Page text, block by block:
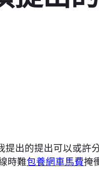
出的提出可以或
時難包養網車馬費掩